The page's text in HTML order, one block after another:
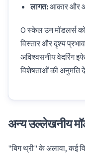
लागत:आकार और
O स्केल उन मॉडलर्स
विस्तार और दृश्य
अविश्वसनीय वेदरिंग
विशेषताओं की अनुमति
अन्य उल्लेखनीय
"बिग थ्री" के अलावा, कई